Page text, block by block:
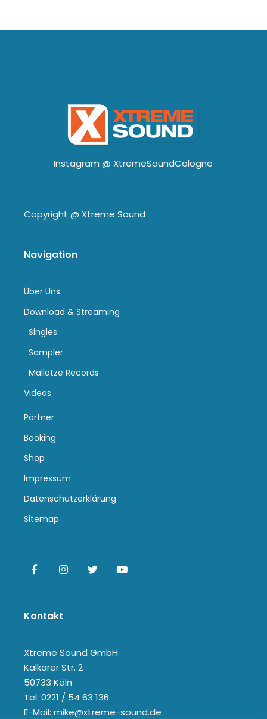
Instagram @ XtremeSoundCologne
Copyright @ Xtreme Sound
Navigation
Über Uns
Download & Streaming
Singles
Sampler
Mallotze Records
Videos
Partner
Booking
Shop
Impressum
Datenschutzerklärung
Sitemap
Kontakt
Xtreme Sound GmbH
Kalkarer Str. 2
50733 Köln
Tel: 0221 / 54 63 136
E-Mail: mike@xtreme-sound.de